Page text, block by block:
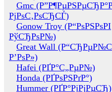
Gmc
РјРѕС‚РѕСЂСЃ)
Gonow Troy (Р“РѕРЅРѕРІ
РўСЂРѕР№)
Great Wall
Р’РѕР»)
Hafei (РҐР°С„РµР№)
Honda (РҐРѕРЅРґР°)
Hummer (РҐР°РјРјРµСЂ)